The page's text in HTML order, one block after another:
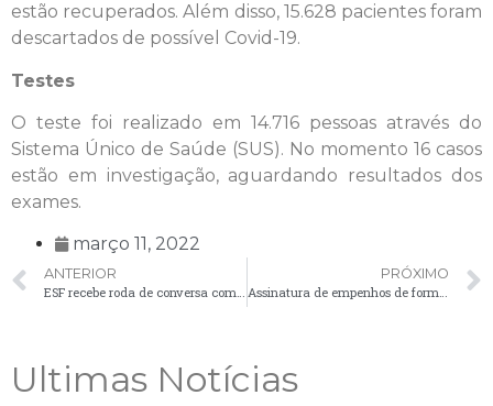
estão recuperados. Além disso, 15.628 pacientes foram
descartados de possível Covid-19.
Testes
O teste foi realizado em 14.716 pessoas através do
Sistema Único de Saúde (SUS). No momento 16 casos
estão em investigação, aguardando resultados dos
exames.
março 11, 2022
ANTERIOR
ESF recebe roda de conversa com o tema ‘Violência da mulher no âmbito do SUS’
PRÓXIMO
Assinatura de empenhos de forma 100% digital moderniza Prefeitura de Palmeira
Ultimas Notícias